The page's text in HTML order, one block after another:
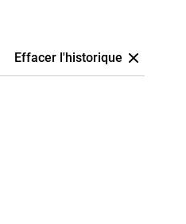
Effacer l'historique